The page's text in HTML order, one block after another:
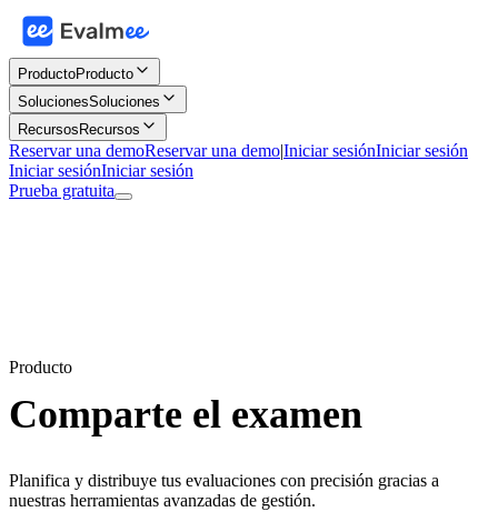
ProductoProducto
SolucionesSoluciones
Recursos Recursos
Reservar una demoReservar una demo|Iniciar sesiónIniciar sesión
Iniciar sesiónIniciar sesión
Prueba gratuita
Producto
Comparte el examen
Planifica y distribuye tus evaluaciones con precisión gracias a
nuestras herramientas avanzadas de gestión.